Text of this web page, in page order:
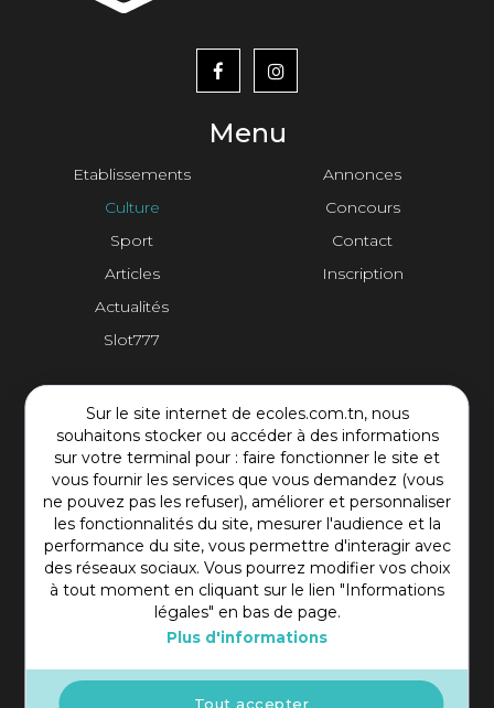
Sur le site internet de ecoles.com.tn, nous
souhaitons stocker ou accéder à des informations
sur votre terminal pour : faire fonctionner le site et
vous fournir les services que vous demandez (vous
ne pouvez pas les refuser), améliorer et personnaliser
les fonctionnalités du site, mesurer l'audience et la
performance du site, vous permettre d'interagir avec
des réseaux sociaux. Vous pourrez modifier vos choix
à tout moment en cliquant sur le lien "Informations
légales" en bas de page.
Plus d'informations
Tout accepter
Menu
Etablissements
Culture
Sport
Articles
Actualités
Slot777
menu
footer2
Annonces
Concours
Contact
Inscription
Contact Plateforme
Rue Mohamed Shim, Rbat Monastir 5000 Tunisie
+216 97 50 60 54
contact@ecoles.com.tn